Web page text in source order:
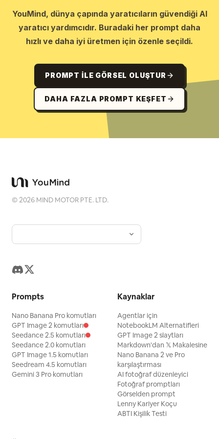
YouMind, dünya çapında yaratıcıların güvendiği AI
yaratıcı yardımcıdır. Buradaki her prompt daha
hızlı ve daha iyi üretmen için özenle seçildi.
PROMPT ILE GÖRSEL OLUŞTUR
DAHA FAZLA PROMPT KEŞFET
©2026 MIND MOTOR PTE. LTD.
Prompts
Nano Banana Pro komutları
GPT Image 2 komutları
Seedance 2.5 komutları
Seedance 2.0 komutları
GPT Image 1.5 komutları
Seedream 4.5 komutları
Gemini 3 Pro komutları
Kaynaklar
Agentlar için
NotebookLM Alternatifleri
GPT Image 2 slaytları
Markdown'dan 𝕏 Makalesine
Nano Banana 2 ve Pro
karşılaştırması
AI fotoğraf düzenleyici
Fotoğraf promptları
Görselden prompt
Lenny Kariyer Koçu
ABTI Kişilik Testi